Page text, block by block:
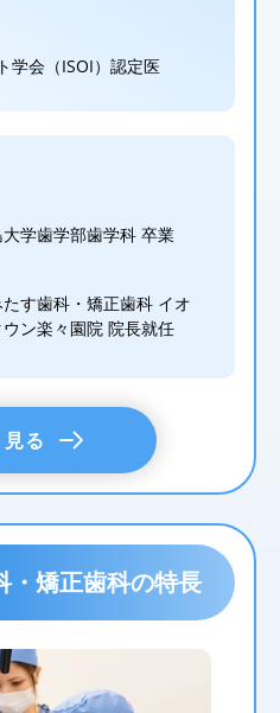
学会（ISOI）認定医
大学歯学部歯学科 卒業
たす歯科・矯正歯科 イオ
ウン楽々園院 院長就任
る
・矯正歯科の特長